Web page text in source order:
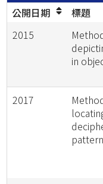
公開日期
標題
2015
in
2017
pattern